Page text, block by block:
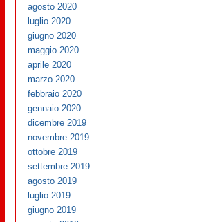
agosto 2020
luglio 2020
giugno 2020
maggio 2020
aprile 2020
marzo 2020
febbraio 2020
gennaio 2020
dicembre 2019
novembre 2019
ottobre 2019
settembre 2019
agosto 2019
luglio 2019
giugno 2019